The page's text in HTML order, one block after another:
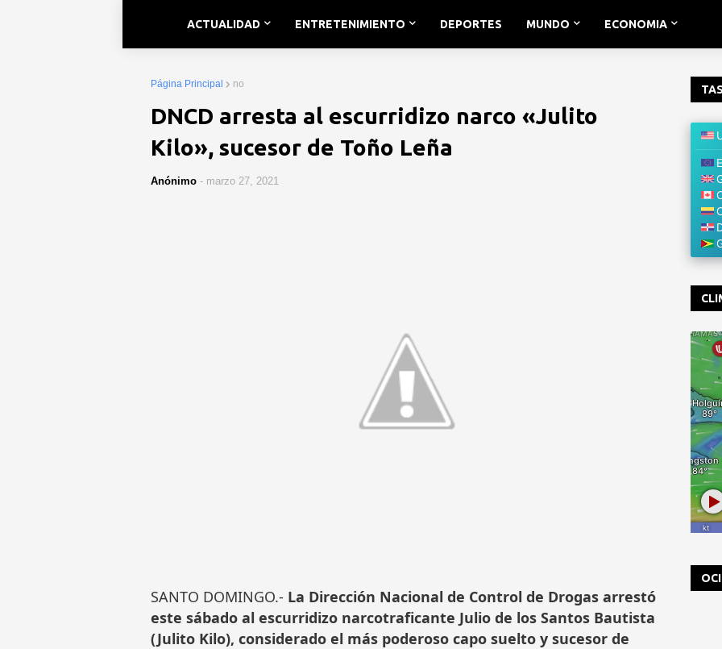
ACTUALIDAD ENTRETENIMIENTO DEPORTES MUNDO ECONOMIA
Página Principal no
DNCD arresta al escurridizo narco «Julito
Kilo», sucesor de Toño Leña
Anónimo - marzo 27, 2021
SANTO DOMINGO.- La Dirección Nacional de Control de Drogas arrestó
este sábado al escurridizo narcotraficante Julio de los Santos Bautista
(Julito Kilo), considerado el más poderoso capo suelto y sucesor de